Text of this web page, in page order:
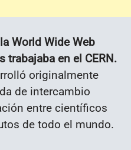
World Wide Web
trabajaba en el CERN.
originalmente
de intercambio
entre científicos
de todo el mundo.